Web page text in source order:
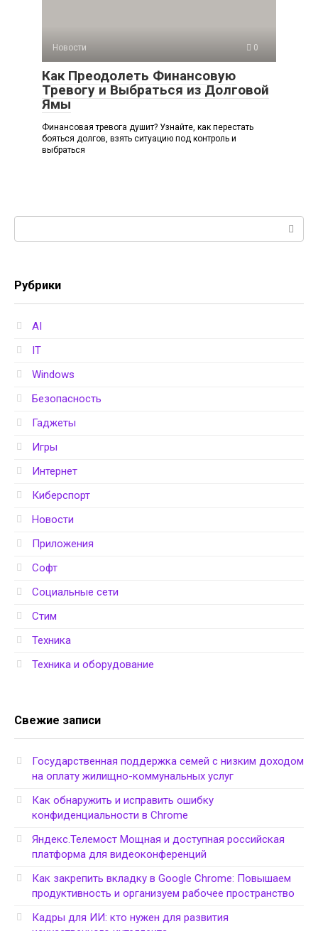
Новости 0
Как Преодолеть Финансовую
Тревогу и Выбраться из Долговой
Ямы
Финансовая тревога душит? Узнайте, как перестать
бояться долгов, взять ситуацию под контроль и
выбраться
Рубрики
AI
IT
Windows
Безопасность
Гаджеты
Игры
Интернет
Киберспорт
Новости
Приложения
Софт
Социальные сети
Стим
Техника
Техника и оборудование
Свежие записи
Государственная поддержка семей с низким доходом
на оплату жилищно-коммунальных услуг
Как обнаружить и исправить ошибку
конфиденциальности в Chrome
Яндекс.Телемост Мощная и доступная российская
платформа для видеоконференций
Как закрепить вкладку в Google Chrome: Повышаем
продуктивность и организуем рабочее пространство
Кадры для ИИ: кто нужен для развития